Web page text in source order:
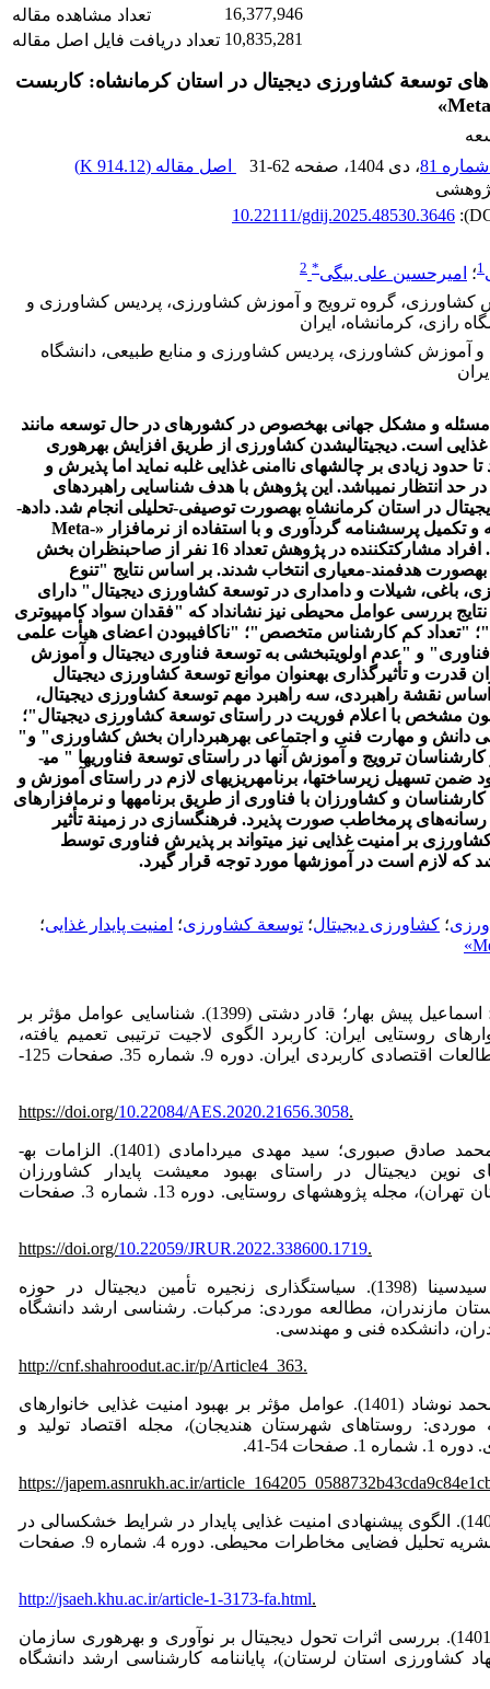
تعداد مشاهده مقاله
16,377,946
تعداد دریافت فایل اصل مقاله 10,835,281
توسعة کشاورزی دیجیتال در استان کرمانشاه: کاربست
، دی 1404
، صفحه 31-62 اصل مقاله (914.12 K
)
10.22111/gdij.2025.48530.3646
1؛ امیرحسین علی بیگی*
2
کشاورزی، گروه ترویج و آموزش کشاورزی، پردیس کشاورزی و
رازی، کرمانشاه، ایران
و آموزش کشاورزی، پردیس کشاورزی و منابع طبیعی، دانشگاه
مسئله و مشکل جهانی به­خصوص در کشورهای در حال توسعه مانند
غذایی است. دیجیتالی­شدن کشاورزی از طریق افزایش بهره­وری
تا حدود زیادی بر چالش­های ناامنی غذایی غلبه نماید اما پذیرش و
در حد انتظار نمی­باشد. این پژوهش با هدف شناسایی راهبردهای
در استان کرمانشاه به­صورت توصیفی-تحلیلی انجام شد. داده­
تکمیل پرسش­نامه گردآوری و با استفاده از نرم­افزار «
Meta-
تحلیل شد. افراد مشارکت­کننده در پژوهش تعداد 16 نفر از صاحب­نظران بخش
هدفمند-معیاری انتخاب شدند. بر اساس نتایج "تنوع
باغی، شیلات و دامداری در توسعة کشاورزی دیجیتال" دارای
نتایج بررسی عوامل محیطی نیز نشان­داد که "فقدان سواد کامپیوتری
"تعداد کم کارشناس متخصص"؛ "ناکافی­بودن اعضای هیأت علمی
و "عدم اولویت­بخشی به توسعة فناوری دیجیتال و آموزش
قدرت و تأثیرگذاری به­عنوان موانع توسعة کشاورزی دیجیتال
نقشة راهبردی، سه راهبرد مهم توسعة کشاورزی دیجیتال،
مشخص با اعلام فوریت در راستای توسعة کشاورزی دیجیتال"؛
دانش و مهارت فنی و اجتماعی بهره­برداران بخش کشاورزی" و"
ترویج و آموزش آن­ها در راستای توسعة فناوری­ها " می­
ضمن تسهیل زیرساخت­ها، برنامه­ریزی­های لازم در راستای آموزش و
و کشاورزان با فناوری از طریق برنامه­ها و نرم­افزارهای
پرمخاطب صورت پذیرد. فرهنگ­سازی در زمینة تأثیر
کشاورزی بر امنیت غذایی نیز می­تواند بر پذیرش فناوری توسط
که لازم است در آموزش­ها مورد توجه قرار گیرد.
؛ کشاورزی دیجیتال؛ توسعة کشاورزی؛ امنیت پایدار غذایی؛
اکبری، محمدرضا؛ اسماعیل پیش بهار؛ قادر دشتی (1399). شناسایی عوامل مؤثر بر
روستایی ایران: کاربرد الگوی لاجیت ترتیبی تعمیم یافته،
فصلنامه علمی مطالعات اقتصادی کاربردی ایران. دوره 9. شماره 35. صفحات 125-
https://doi.org/10.22084/AES.2020.21656.3058.
بخارایی­نیا، میلاد؛ محمد صادق صبوری؛ سید مهدی میردامادی (1401). الزامات به­
نوین دیجیتال در راستای بهبود معیشت پایدار کشاورزان
(موردمطالعه: استان تهران)، مجله پژوهش­های روستایی. دوره 13. شماره 3. صفحات
https://doi.org/10.22059/JRUR.2022.338600.1719.
حسینی‌کردخیلی، سیدسینا (1398). سیاست­گذاری زنجیره تأمین دیجیتال در حوزه
مازندران، مطالعه موردی: مرکبات. رشناسی ارشد دانشگاه
دانشکده فنی و مهندسی.
http://cnf.shahroodut.ac.ir/p/Article4_363.
سواری، مسلم؛ محمد نوشاد (1401). عوامل مؤثر بر بهبود امنیت غذایی خانوارهای
موردی: روستاهای شهرستان هندیجان)، مجله اقتصاد تولید و
صفحات 54-41.
https://japem.asnrukh.ac.ir/
سواری، مسلم (1402). الگوی پیشنهادی امنیت غذایی پایدار در شرایط خشکسالی در
استان کردستان، نشریه تحلیل فضایی مخاطرات محیطی. دوره 4. شماره 9. صفحات
http://jsaeh.khu.ac.ir/article-1-3173-fa.html.
سعادتمند، اصغر (1401). بررسی اثرات تحول دیجیتال بر نوآوری و بهره­وری سازمان
کشاورزی استان لرستان)، پایان­نامه کارشناسی ارشد دانشگاه